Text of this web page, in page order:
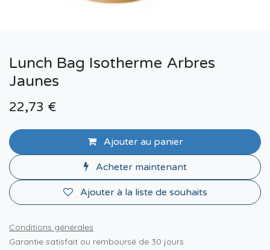
Lunch Bag Isotherme Arbres
Jaunes
22,73 €
Ajouter au panier
Acheter maintenant
Ajouter à la liste de souhaits
Conditions générales
Garantie satisfait ou remboursé de 30 jours